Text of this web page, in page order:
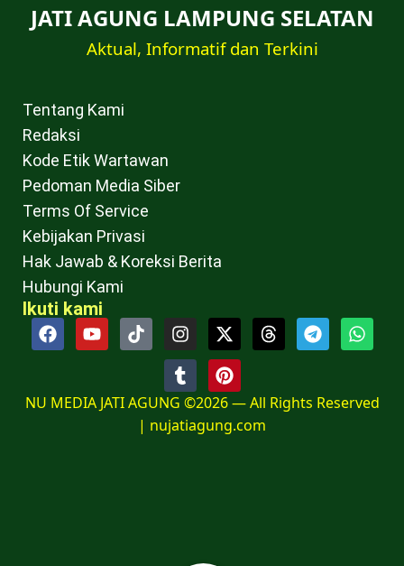
JATI AGUNG LAMPUNG SELATAN
Aktual, Informatif dan Terkini
Tentang Kami
Redaksi
Kode Etik Wartawan
Pedoman Media Siber
Terms Of Service
Kebijakan Privasi
Hak Jawab & Koreksi Berita
Hubungi Kami
Ikuti kami
NU MEDIA JATI AGUNG ©2026 — All Rights Reserved
| nujatiagung.com